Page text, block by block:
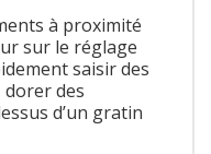
à proximité
sur le réglage
saisir des
dorer des
d’un gratin